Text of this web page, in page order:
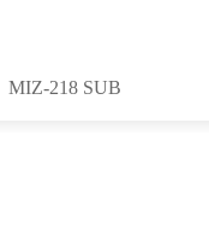
MIZ-218 SUB